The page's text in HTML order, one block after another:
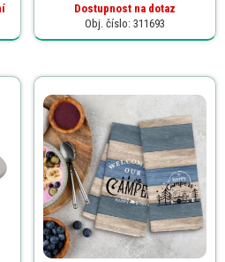
Dostupnost na dotaz
Obj. číslo: 311693